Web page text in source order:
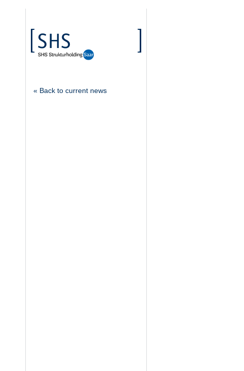
« Back to current news